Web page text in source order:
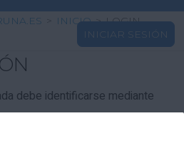
INICIO
PÚBLICA
CIDADÁN
> INICIO > LOGIN
INICIAR SESIÓN
debe identificarse mediante